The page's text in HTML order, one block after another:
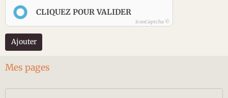
CLIQUEZ POUR VALIDER
IconCaptcha ©
Ajouter
Mes pages